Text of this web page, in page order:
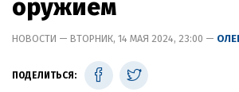
оружием
НОВОСТИ — ВТОРНИК, 14 МАЯ 2024, 23:00 —
ПОДЕЛИТЬСЯ: